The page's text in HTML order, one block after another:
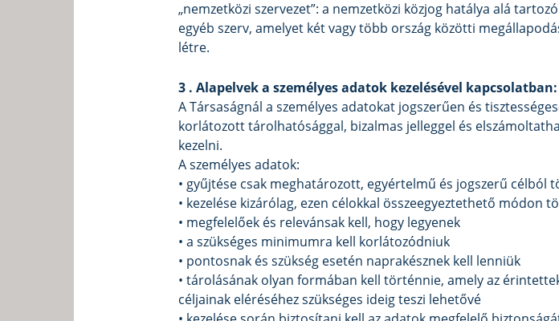
„nemzetközi szervezet”: a nemzetközi közjog hatálya alá
egyéb szerv, amelyet két vagy több ország közötti
létre.
3 . Alapelvek a személyes adatok kezelésével kapcsolatban:
A Társaságnál a személyes adatokat jogszerűen és
korlátozott tárolhatósággal, bizalmas jelleggel és
kezelni.
A személyes adatok:
• gyűjtése csak meghatározott, egyértelmű és jogszerű célból
• kezelése kizárólag, ezen célokkal összeegyeztethető módon
• megfelelőek és relevánsak kell, hogy legyenek
• a szükséges minimumra kell korlátozódniuk
• pontosnak és szükség esetén naprakésznek kell lenniük
• tárolásának olyan formában kell történnie, amely az
céljainak eléréséhez szükséges ideig teszi lehetővé